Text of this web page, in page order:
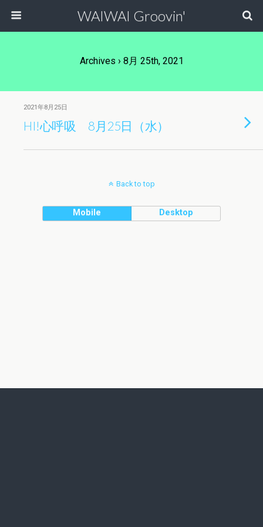
WAIWAI Groovin'
Archives › 8月 25th, 2021
2021年8月25日
HI!心呼吸 8月25日（水）
Back to top
Mobile Desktop